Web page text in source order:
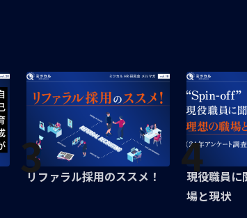
3
リファラル採用のススメ！ 4
現役職員に
場と現状